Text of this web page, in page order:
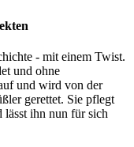
- mit einem Twist.
und ohne
und wird von der
gerettet. Sie pflegt
ihn nun für sich